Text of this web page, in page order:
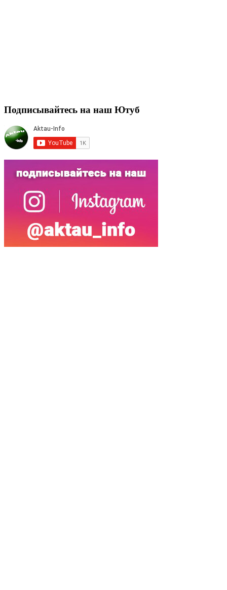
Подписывайтесь на наш Ютуб